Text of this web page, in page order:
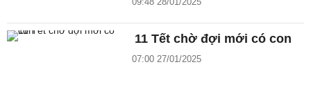
11 Tết chờ đợi mới có con
07:00 27/01/2025